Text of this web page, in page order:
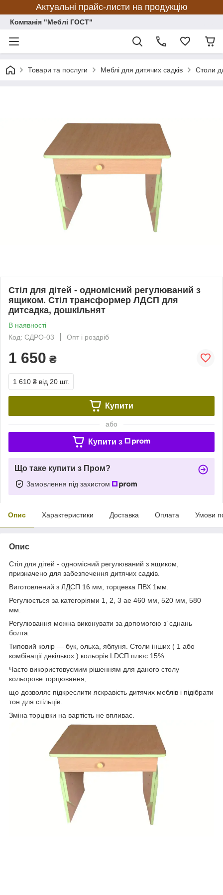
Актуальні прайс-листи на продукцію
Компанія "Меблі ГОСТ"
Товари та послуги Меблі для дитячих садків Столи
Стіл для дітей - одномісний регулюваний з
ящиком. Стіл трансформер ЛДСП для
дитсадка, дошкільнят
В наявності
Код: СДРО-03
Опт і роздріб
1 650 ₴
1 610 ₴ від 20 шт.
Купити
або
Купити з
Що таке купити з Пром?
Замовлення під захистом
Опис Характеристики Доставка Оплата Умови
Опис
Стіл для дітей - одномісний регулюваний з ящиком,
призначено для забезпечення дитячих садків.
Виготовлений з ЛДСП 16 мм, торцевка ПВХ 1мм.
Регулюється за категоріями 1, 2, 3 ae 460 мм, 520 мм, 580
мм.
Регулювання можна виконувати за допомогою з’ єднань
болта.
Типовий колір — бук, ольха, яблуня. Столи інших ( 1 або
комбінації декількох ) кольорів LDСП плюс 15%.
Часто використовуємим рішенням для даного столу
кольорове торцювання,
що дозволяє підкреслити яскравість дитячих меблів і підібрати
тон для стільців.
Зміна торцівки на вартість не впливає.